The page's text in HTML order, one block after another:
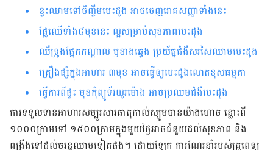
ខ្វះ​​ឈាម​​ទៅ​ចិញ្ចឹម​បេះដូង អាច​ចេញ​រោគសញ្ញា​ទាំង​នេះ​​​​​​​​​​​​​​​​​​​​​​​​​​​​​​​​​​​​​​​​​​​​​​​​​​​​​​​​​​​
ផ្លែ​ឈើ​ទាំង​៨​មុខ​នេះ ល្អ​សម្រាប់​សុខភាពបេះដូង
ឈឺទ្រូងផ្នែកកណ្ដាល ឬខាងឆ្វេង ប្រយ័ត្នជំងឺសរសៃ​ឈាម​បេះដូង
គ្រឿងផ្សំក្នុង​អាហារ ៣មុខ អាចធ្វើឲ្យ​បេះដូងលោតខុសធម្មតា
ធ្វើការ​​​​ពី​ផ្ទះ​​ មុខកុំព្យូទ័រយូរម៉ោង អាច​ប្រឈម​ជំងឺ​បេះដូង​​​​​​​​​​​​​
ការទទួលទានអាហារសម្បូរសារធាតុកាល់ស្យូមបានយ៉ាងហោច ន្លោះពី
១០០០ក្រាមទៅ ១៥០០ក្រាមក្នុងមួយថ្ងៃអាចជំនួយដល់សុខភាព និង
ពង្រឹងទៅដល់ចរន្ដឈាមទៀតផង។ ដោយឡែក ការណែរនាំរបស់គ្រូពេទ្យ